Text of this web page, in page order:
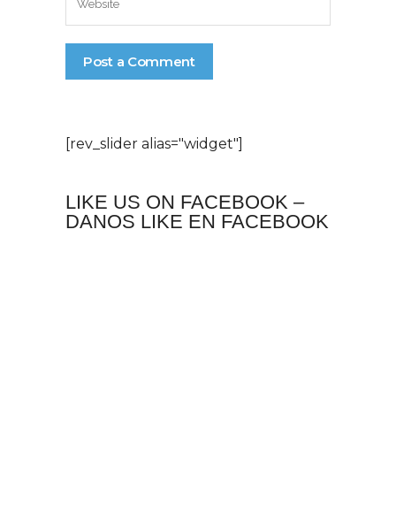
[rev_slider alias="widget"]
LIKE US ON FACEBOOK –
DANOS LIKE EN FACEBOOK